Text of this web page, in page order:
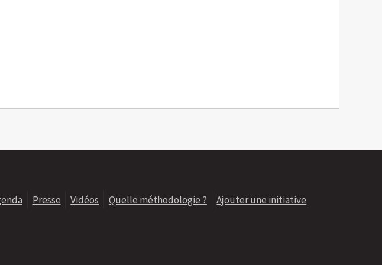
Presse Vidéos Quelle méthodologie ?
Ajouter une initiative